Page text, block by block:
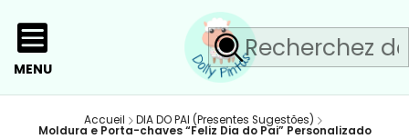
MENU
Accueil DIA DO PAI (Presentes Sugestões)
Moldura e Porta-chaves “Feliz Dia do Pai” Personalizado